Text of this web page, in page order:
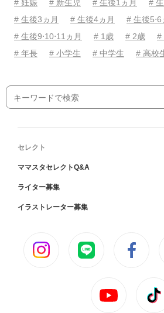
# 妊娠 # 新生児 # 生後1ヵ月
#
# 生後3ヵ月
# 生後4ヵ月 # 生後5⋅6
# 生後9⋅10⋅11ヵ月
# 1歳 # 2歳 #
# 年長
# 小学生 # 中学生 # 高校
セレクト
ママスタセレクトQ&A
ライター募集
イラストレーター募集